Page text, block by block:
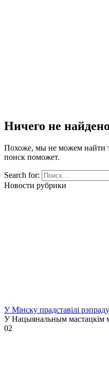
Ничего не найдено
Похоже, мы не можем найти
поиск поможет.
Search for:
Новости рубрики
У Мінску прадставілі
У Нацыянальным мастацкім
02